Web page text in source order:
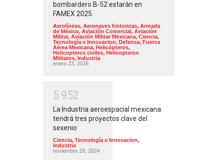
bombardero B-52 estarán en
FAMEX 2025
Aerolíneas, Aeronaves historicas, Armada
de México, Aviación Comercial, Aviación
Militar, Aviación Militar Mexicana, Ciencia,
Tecnología e Innovacion, Defensa, Fuerza
Aérea Mexicana, Helicópteros,
Helicopteros civiles, Helicopteros
Militares, Industria
enero 23, 2025
5 952
La Industria aeroespacial mexicana
tendrá tres proyectos clave del
sexenio
Ciencia, Tecnología e Innovacion,
Industria
noviembre 28, 2024